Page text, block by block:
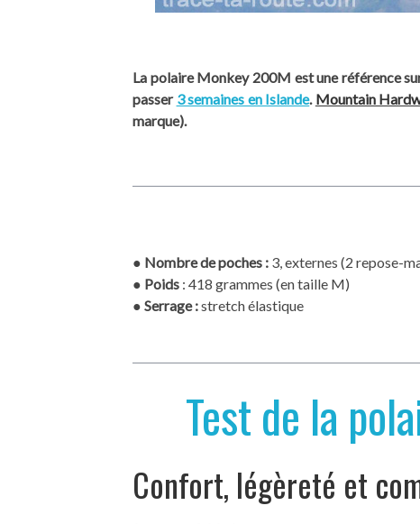
La polaire Monkey 200M est une référence
passer 3 semaines en Islande. Mountain
marque).
● Nombre de poches : 3, externes (2 repose-
● Poids : 418 grammes (en taille M)
●Serrage :stretch élastique
Test de la
Confort, légèreté et